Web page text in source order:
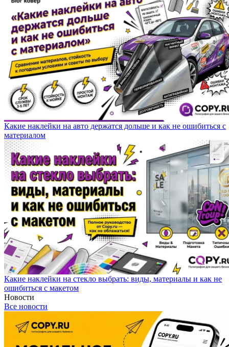
Какие наклейки на авто держатся дольше и как не ошибиться с
материалом
Какие наклейки на стекло выбрать: виды, материалы и как не
ошибиться с макетом
Новости
Все новости